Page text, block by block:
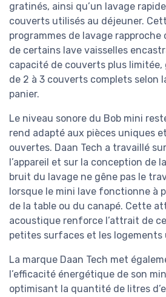
gratinés, ainsi qu’un lavage
couverts utilisés au déjeuner.
programmes de lavage rapproche
de certains lave vaisselles
capacité de couverts plus
de 2 à 3 couverts complets selon
panier.
Le niveau sonore du Bob mini
rend adapté aux pièces uniques
ouvertes. Daan Tech a travaillé
l’appareil et sur la conception de
bruit du lavage ne gêne pas le
lorsque le mini lave fonctionne à
de la table ou du canapé. Cette
acoustique renforce l’attrait de
petites surfaces et les logements
La marque Daan Tech met
l’efficacité énergétique de son
optimisant la quantité de litres